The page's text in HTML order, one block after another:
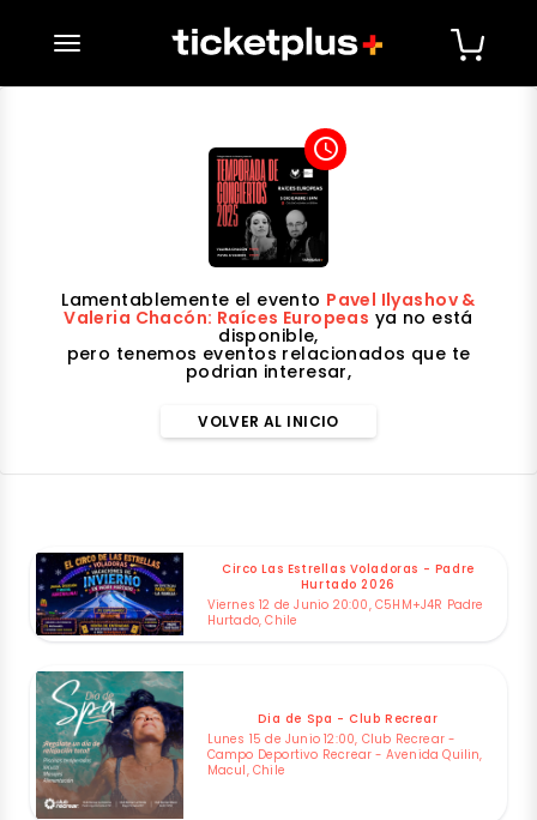
desplegar navegación
access_time
Lamentablemente el evento Pavel Ilyashov &
Valeria Chacón: Raíces Europeas ya no está
disponible,
pero tenemos eventos relacionados que te
podrian interesar,
VOLVER AL INICIO
Circo Las Estrellas Voladoras - Padre
Hurtado 2026
Viernes 12 de Junio 20:00, C5HM+J4R Padre
Hurtado, Chile
Dia de Spa - Club Recrear
Lunes 15 de Junio 12:00, Club Recrear -
Campo Deportivo Recrear - Avenida Quilin,
Macul, Chile